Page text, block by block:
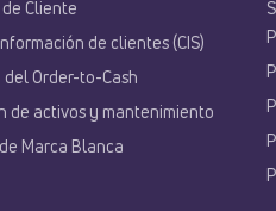
Cliente
de clientes (CIS)
Order-to-Cash
de activos y mantenimiento
Marca Blanca